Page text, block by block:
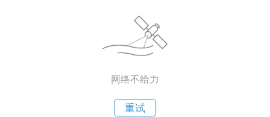
网络不给力
重试